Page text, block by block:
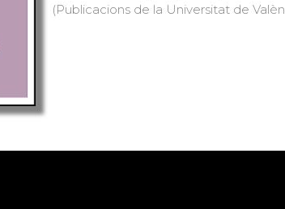
(Publicacions de la Universitat de